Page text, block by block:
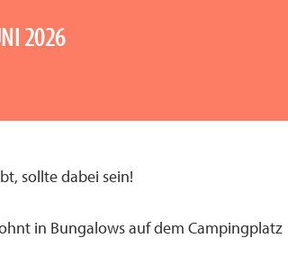
2026
sollte dabei sein!
in Bungalows auf dem Campingplatz